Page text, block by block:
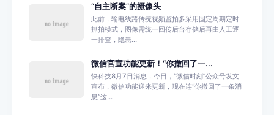
“自主断案”的摄像头
此前，输电线路传统视频监拍多采用固定周期定时
抓拍模式，图像需统一回传后台存储后再由人工逐
一排查，隐患...
微信官宣功能更新！“你撤回了一...
快科技8月7日消息，今日，“微信时刻”公众号发文
宣布，微信功能迎来更新，现在连“你撤回了一条消
息”这...